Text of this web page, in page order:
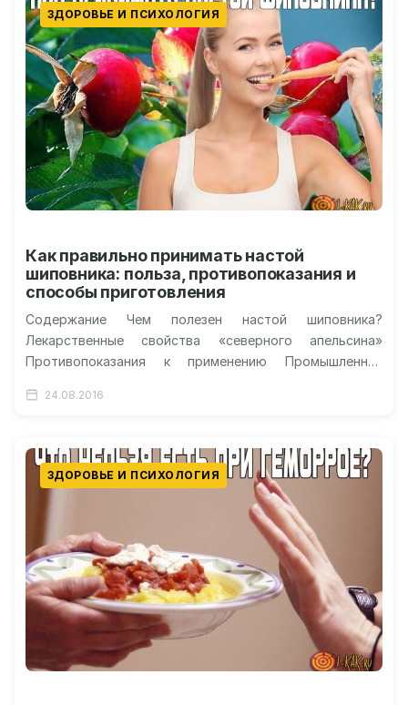
ЗДОРОВЬЕ И ПСИХОЛОГИЯ
Как правильно принимать настой
шиповника: польза, противопоказания и
способы приготовления
Содержание Чем полезен настой шиповника?
Лекарственные свойства «северного апельсина»
Противопоказания к применению Промышленная
отвар: что лучше? Как настоять…
24.08.2016
ЗДОРОВЬЕ И ПСИХОЛОГИЯ